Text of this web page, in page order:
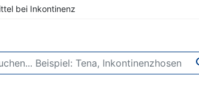
bei Inkontinenz